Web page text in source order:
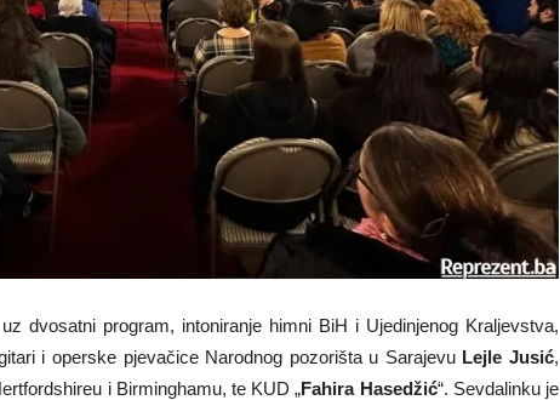
dvosatni program, intoniranje himni BiH i Ujedinjenog Kraljevstva,
i operske pjevačice Narodnog pozorišta u Sarajevu Lejle Jusić,
i Birminghamu, te KUD „Fahira Hasedžić“. Sevdalinku je